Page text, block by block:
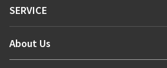
新着情報から探す
新着募集情報
マンションレポート
住まいのコラム
SERVICE
会員ページ
About Us